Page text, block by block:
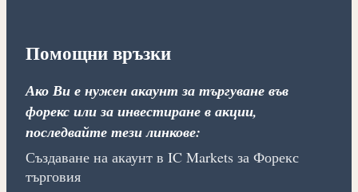
Помощни връзки
Ако Ви е нужен акаунт за търгуване във
форекс или за инвестиране в акции,
последвайте тези линкове:
Създаване на акаунт в IC Markets за Форекс
търговия